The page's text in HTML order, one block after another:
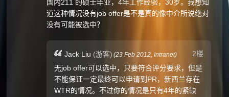
国内211 的硕士毕业，4年工作经验，30岁。我想知
道这种情况没有job offer是不是真的像中介所说绝对
没有可能被选中？
2楼
Jack Liu (游客) (23 Feb 2012,Intranet)
无job offer可以选中，只要符合评分要求，但是
不能保证一定最终可以申请到PR，新西兰存在
WTR的情况。不过你的情况是只有4年的紧缺